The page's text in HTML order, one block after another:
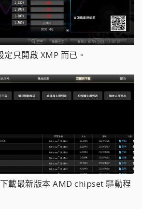
只開啟 XMP 而已。
載最新版本 AMD chipset 驅動程